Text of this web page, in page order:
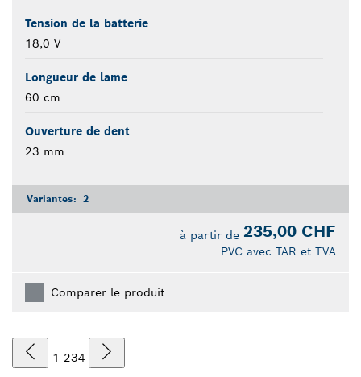
Tension de la batterie
18,0 V
Longueur de lame
60 cm
Ouverture de dent
23 mm
Variantes: 2
à partir de 235,00 CHF
PVC avec TAR et TVA
Comparer le produit
1 234